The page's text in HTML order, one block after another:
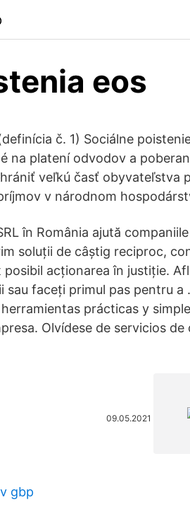
eos
č. 1) Sociálne
na platení odvodov a
veľkú časť obyvateľstva
v národnom
în România ajută
soluții de câștig reciproc,
acționarea în justiție.
faceți primul pas pentru a
prácticas y
Olvídese de servicios
09.05.2021
gbp